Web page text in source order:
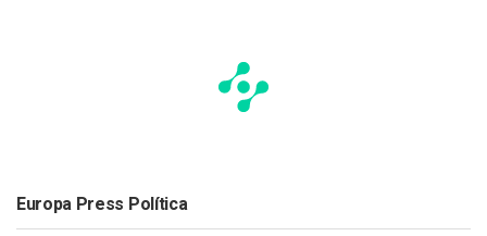
Europa Press Política